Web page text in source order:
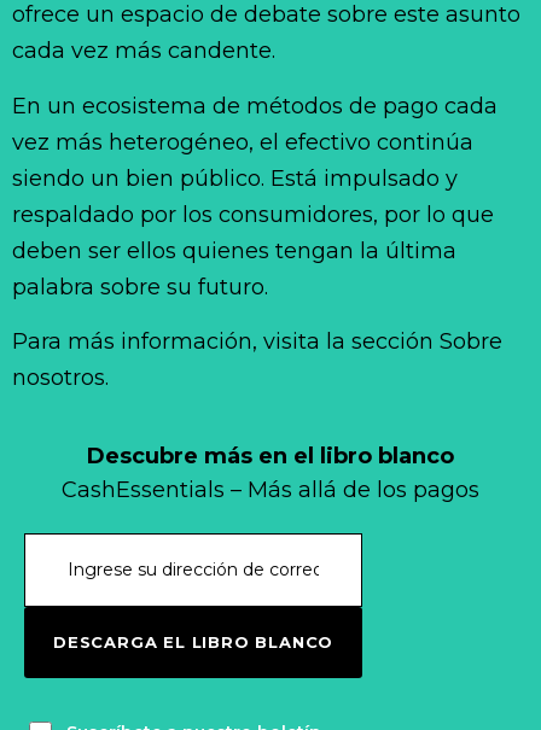
Descubre más en el libro blanco
CashEssentials – Más allá de los pagos
DESCARGA EL LIBRO BLANCO
ofrece un espacio de debate sobre este asunto
cada vez más candente.
En un ecosistema de métodos de pago cada
vez más heterogéneo, el efectivo continúa
siendo un bien público. Está impulsado y
respaldado por los consumidores, por lo que
deben ser ellos quienes tengan la última
palabra sobre su futuro.
Para más información, visita la sección Sobre
nosotros.